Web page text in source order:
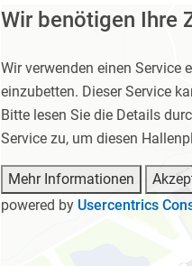
Wir benötigen Ihre
Wir verwenden einen Service
einzubetten. Dieser Service
Bitte lesen Sie die Details
Service zu, um diesen
Mehr Informationen
powered by Usercentrics